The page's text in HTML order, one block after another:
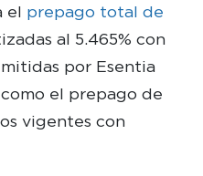
el prepago total de
al 5.465% con
por Esentia
el prepago de
vigentes con